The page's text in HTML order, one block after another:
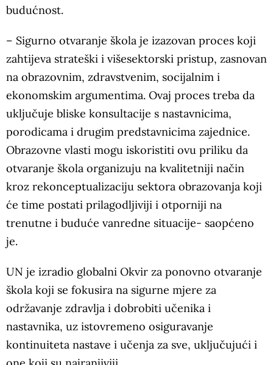
budućnost.
– Sigurno otvaranje škola je izazovan proces koji
zahtijeva strateški i višesektorski pristup, zasnovan
na obrazovnim, zdravstvenim, socijalnim i
ekonomskim argumentima. Ovaj proces treba da
uključuje bliske konsultacije s nastavnicima,
porodicama i drugim predstavnicima zajednice.
Obrazovne vlasti mogu iskoristiti ovu priliku da
otvaranje škola organizuju na kvalitetniji način
kroz rekonceptualizaciju sektora obrazovanja koji
će time postati prilagodljiviji i otporniji na
trenutne i buduće vanredne situacije- saopćeno
je.
UN je izradio globalni Okvir za ponovno otvaranje
škola koji se fokusira na sigurne mjere za
održavanje zdravlja i dobrobiti učenika i
nastavnika, uz istovremeno osiguravanje
kontinuiteta nastave i učenja za sve, uključujući i